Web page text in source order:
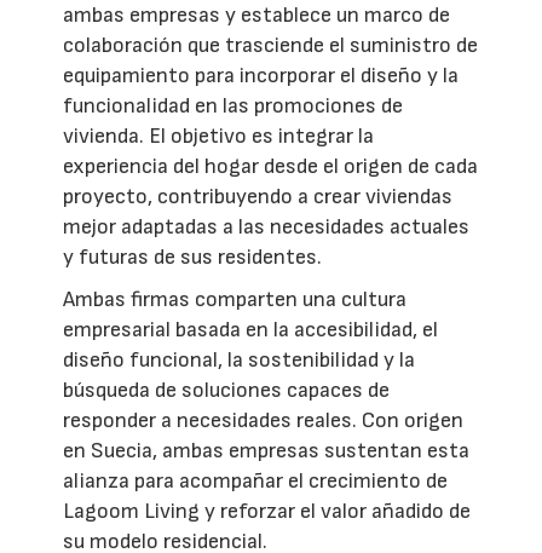
ambas empresas y establece un marco de
colaboración que trasciende el suministro de
equipamiento para incorporar el diseño y la
funcionalidad en las promociones de
vivienda. El objetivo es integrar la
experiencia del hogar desde el origen de cada
proyecto, contribuyendo a crear viviendas
mejor adaptadas a las necesidades actuales
y futuras de sus residentes.
Ambas firmas comparten una cultura
empresarial basada en la accesibilidad, el
diseño funcional, la sostenibilidad y la
búsqueda de soluciones capaces de
responder a necesidades reales. Con origen
en Suecia, ambas empresas sustentan esta
alianza para acompañar el crecimiento de
Lagoom Living y reforzar el valor añadido de
su modelo residencial.